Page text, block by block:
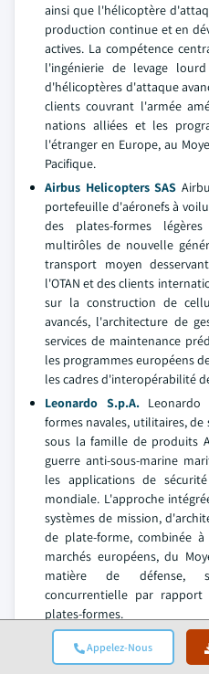
Appelez-Nous
ainsi que l'hélicoptère
production continue et en
actives. La compétence
l'ingénierie de levage
d'hélicoptères d'attaque
clients couvrant l'armée
nations alliées et les
l'étranger en Europe, au
Pacifique.
Airbus Helicopters SAS
portefeuille d'aéronefs à
des plates-formes
multirôles de nouvelle
transport moyen
l'OTAN et des clients
sur la construction de
avancés, l'architecture de
services de maintenance
les programmes européens
les cadres d'interopérabilité
Leonardo S.p.A.Leonardo
formes navales, utilitaires,
sous la famille de produits
guerre anti-sous-marine
les applications de
mondiale. L'approche
systèmes de mission,
de plate-forme, combinée
marchés européens, du
matière de défense,
concurrentielle par
plates-formes.
Bell Textron Inc.
Bell
militaires et des aéronefs à